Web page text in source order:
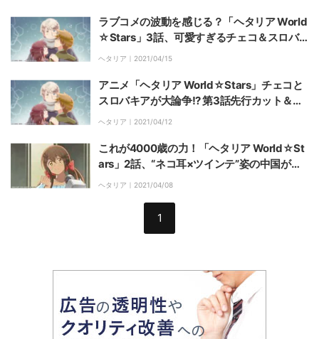
ラブコメの波動を感じる？「ヘタリア World
☆Stars」3話、可愛すぎるチェコ＆スロバ
キアにニヤニヤが止まらない
ヘタリア｜ 2021/04/15
アニメ「ヘタリア World☆Stars」チェコと
スロバキアが大論争!? 第3話先行カット＆あ
らすじ公開
ヘタリア｜ 2021/04/12
これが4000歳の力！「ヘタリア World☆St
ars」2話、“ネコ耳×ツインテ”姿の中国が可
愛すぎてリピート確定
ヘタリア｜ 2021/04/08
1